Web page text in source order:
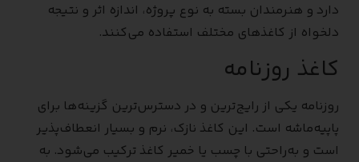
دارد و هنرمندان بسته به نوع پروژه، اندازه اثر و نتیجه
دلخواه از کاغذهای مختلف استفاده می‌کنند.
کاغذ روزنامه
روزنامه یکی از رایج‌ترین و در دسترس‌ترین گزینه‌ها برای
پاپیه‌ماشه است. این کاغذ نازک، نرم و بسیار انعطاف‌پذیر
است و به‌راحتی با چسب یا خمیر کاغذ ترکیب می‌شود. به